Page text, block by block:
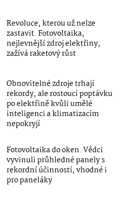
Revoluce, kterou už nelze
zastavit. Fotovoltaika,
nejlevnější zdroj elektřiny,
zažívá raketový růst
Obnovitelné zdroje trhají
rekordy, ale rostoucí poptávku
po elektřině kvůli umělé
inteligenci a klimatizacím
nepokryjí
Fotovoltaika do oken. Vědci
vyvinuli průhledné panely s
rekordní účinností, vhodné i
pro paneláky